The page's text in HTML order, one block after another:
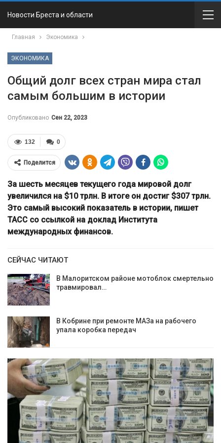
Новости Бреста и области
Главная Экономика
ЭКОНОМИКА
Общий долг всех стран мира стал
самым большим в истории
Опубликовано Сен 22, 2023
0
132
Поделится
За шесть месяцев текущего года мировой долг
увеличился на $10 трлн. В итоге он достиг $307 трлн.
Это самый высокий показатель в истории, пишет
ТАСС со ссылкой на доклад Института
международных финансов.
СЕЙЧАС ЧИТАЮТ
В Малоритском районе мотоблок смертельно
травмировал…
В Кобрине при ремонте МАЗа на рабочего
упала коробка передач